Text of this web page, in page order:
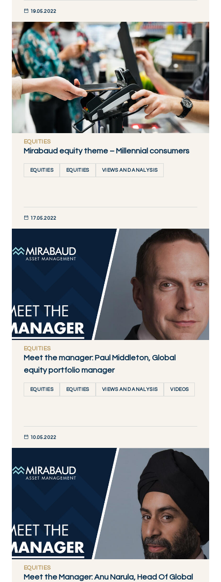
19.05.2022
DÉCOUVRIR MAINTENANT
EQUITIES
Mirabaud equity theme – Millennial consumers
EQUITIES EQUITIES VIEWS AND ANALYSIS
17.05.2022
EQUITIES
Meet the manager: Paul Middleton, Global
equity portfolio manager
EQUITIES EQUITIES VIEWS AND ANALYSIS VIDEOS
10.05.2022
EQUITIES
Meet the Manager: Anu Narula, Head Of Global